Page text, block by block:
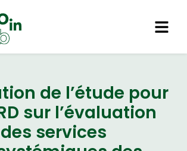
de l’étude pour
sur l’évaluation
des services